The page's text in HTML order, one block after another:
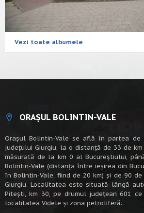
Vezi toate albumele
ORAȘUL BOLINTIN-VALE
Oraşul Bolintin-Vale se află în partea
judeţului Giurgiu, la o distanţă de 33 de
măsurată de la km 0 al Bucureștiului,
Bolintin-Vale (distanța între ieșirea din
în Bolintin-Vale, fiind de 20 km) şi de 90
Giurgiu. Localitatea este situată lângă
Piteşti, km 30, pe drumul judeţean 601
localitatea Videle şi zona petroliferă.